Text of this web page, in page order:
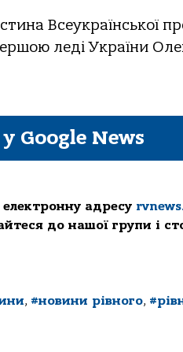
Всеукраїнської
леді України
Google News
адресу
до нашої групи і
, #новини рівного,